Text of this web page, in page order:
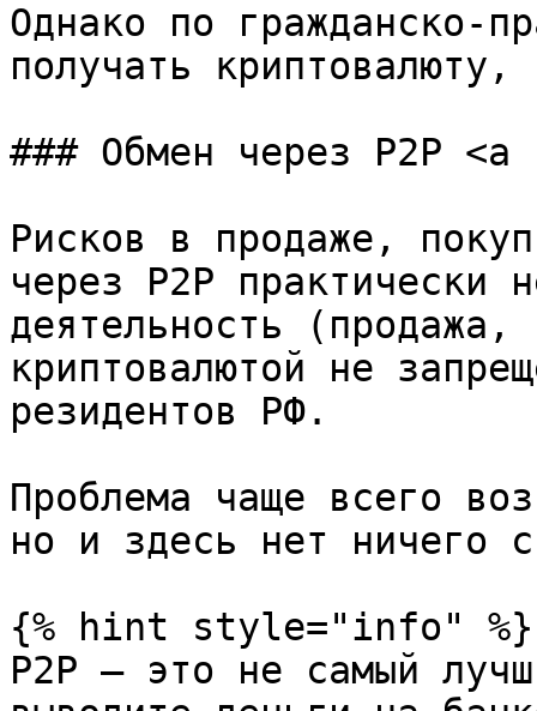
Однако по гражданско-
получать
### Обмен через P2P
Рисков в продаже,
через P2P практически
деятельность
криптовалютой не
резидентов РФ.
Проблема чаще всего
но и здесь нет ничего
{% hint style="info" %}
P2P — это не самый